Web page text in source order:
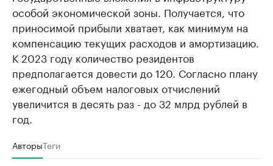
особой экономической зоны. Получается, что
приносимой прибыли хватает, как минимум на
компенсацию текущих расходов и амортизацию.
К 2023 году количество резидентов
предполагается довести до 120. Согласно плану
ежегодный объем налоговых отчислений
увеличится в десять раз - до 32 млрд рублей в
год.
АвторыТеги